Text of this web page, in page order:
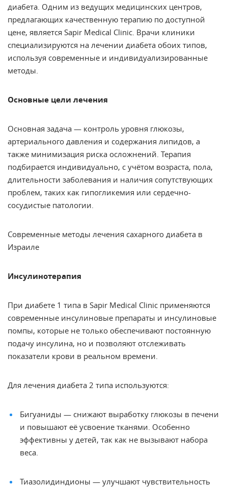
диабета. Одним из ведущих медицинских центров,
предлагающих качественную терапию по доступной
цене, является Sapir Medical Clinic. Врачи клиники
специализируются на лечении диабета обоих типов,
используя современные и индивидуализированные
методы.
Основные цели лечения
Основная задача — контроль уровня глюкозы,
артериального давления и содержания липидов, а
также минимизация риска осложнений. Терапия
подбирается индивидуально, с учётом возраста, пола,
длительности заболевания и наличия сопутствующих
проблем, таких как гипогликемия или сердечно-
сосудистые патологии.
Современные методы лечения сахарного диабета в
Израиле
Инсулинотерапия
При диабете 1 типа в Sapir Medical Clinic применяются
современные инсулиновые препараты и инсулиновые
помпы, которые не только обеспечивают постоянную
подачу инсулина, но и позволяют отслеживать
показатели крови в реальном времени.
Для лечения диабета 2 типа используются:
Бигуаниды — снижают выработку глюкозы в печени
и повышают её усвоение тканями. Особенно
эффективны у детей, так как не вызывают набора
веса.
Тиазолидиндионы — улучшают чувствительность